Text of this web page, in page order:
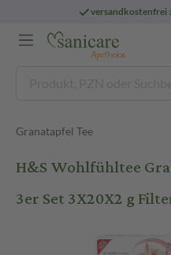
versandkostenfrei
Granatapfel Tee
H&S Wohlfühltee
3er Set 3X20X2 g